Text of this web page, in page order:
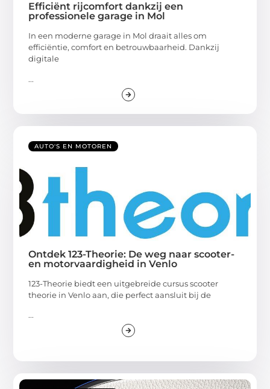
Efficiënt rijcomfort dankzij een
professionele garage in Mol
In een moderne garage in Mol draait alles om
efficiëntie, comfort en betrouwbaarheid. Dankzij
digitale
...
AUTO'S EN MOTOREN
Ontdek 123-Theorie: De weg naar scooter-
en motorvaardigheid in Venlo
123-Theorie biedt een uitgebreide cursus scooter
theorie in Venlo aan, die perfect aansluit bij de
...